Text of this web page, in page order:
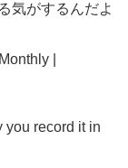
気がするんだよ
|
you record it in